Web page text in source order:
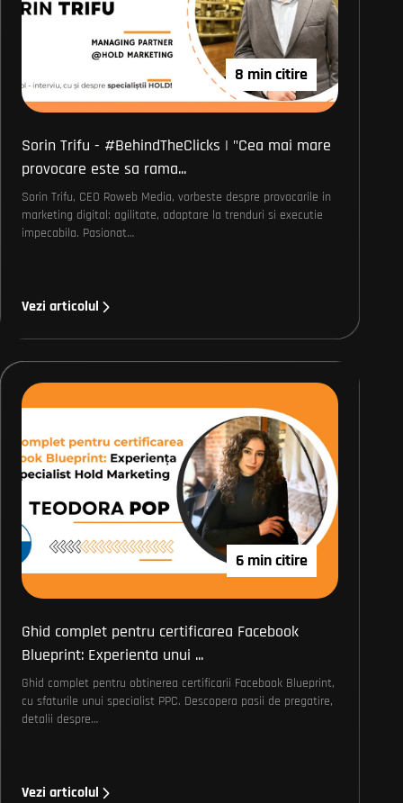
8 min citire
Sorin Trifu - #BehindTheClicks | "Cea mai mare
provocare este sa rama...
Sorin Trifu, CEO Roweb Media, vorbeste despre provocarile in
marketing digital: agilitate, adaptare la trenduri si executie
impecabila. Pasionat…
Vezi articolul
6 min citire
Ghid complet pentru certificarea Facebook
Blueprint: Experienta unui ...
Ghid complet pentru obtinerea certificarii Facebook Blueprint,
cu sfaturile unui specialist PPC. Descopera pasii de pregatire,
detalii despre…
Vezi articolul